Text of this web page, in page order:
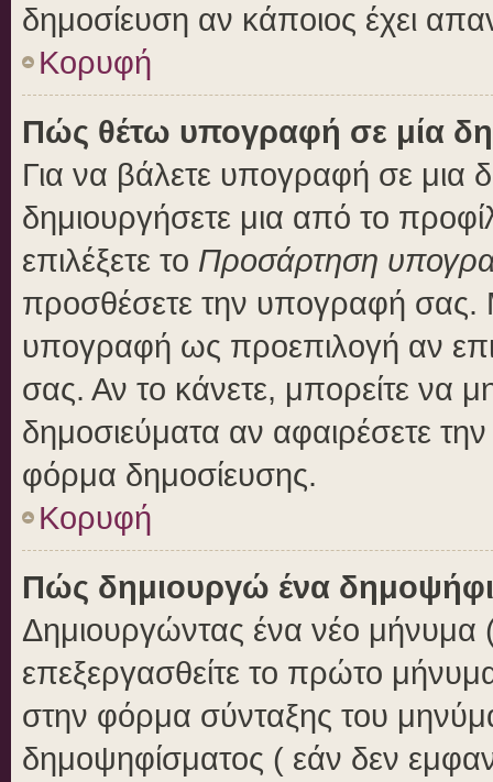
δημοσίευση αν κάποιος έχει
Κορυφή
Πώς θέτω υπογραφή σε μία
Για να βάλετε υπογραφή σε μια
δημιουργήσετε μια από το
επιλέξετε το Προσάρτηση
προσθέσετε την υπογραφή σας.
υπογραφή ως προεπιλογή αν
σας. Αν το κάνετε, μπορείτε να
δημοσιεύματα αν αφαιρέσετε
φόρμα δημοσίευσης.
Κορυφή
Πώς δημιουργώ ένα
Δημιουργώντας ένα νέο μήνυμα
επεξεργασθείτε το πρώτο
στην φόρμα σύνταξης του
δημοψηφίσματος ( εάν δεν